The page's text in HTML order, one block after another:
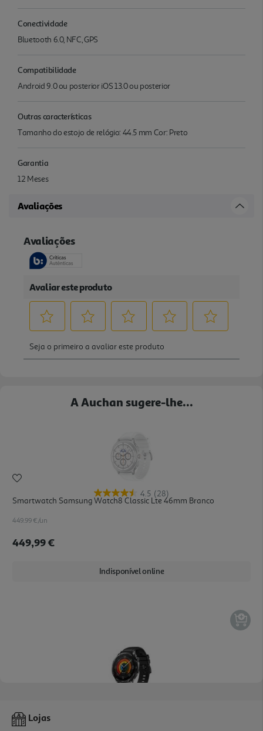
Conectividade
Bluetooth 6.0, NFC, GPS
Compatibilidade
Android 9.0 ou posterior iOS 13.0 ou posterior
Outras características
Tamanho do estojo de relógio: 44.5 mm Cor: Preto
Garantia
12 Meses
Avaliações
A Auchan sugere-lhe...
4.5 (28)
Smartwatch Samsung Watch8 Classic Lte 46mm Branco
449.99 €/un
449,99 €
Indisponível online
Smartwatch Huawei Watch Gt5 Preto 46mm
Lojas